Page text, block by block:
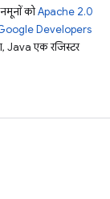
कोApache 2.0
Developers
Java एक रजिस्टर